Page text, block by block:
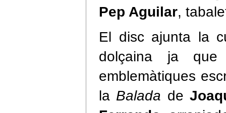
Pep Aguilar,
El disc ajunta la
dolçaina ja
emblemàtiques
la Balada de